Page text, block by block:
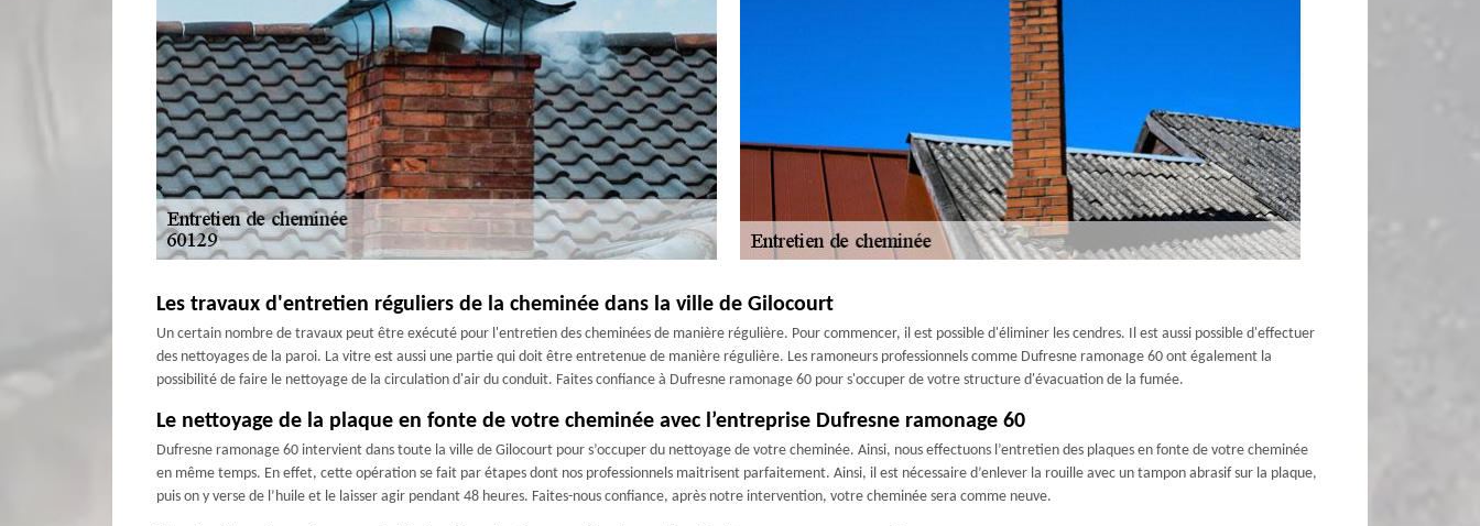
Les travaux d'entretien réguliers de la cheminée dans la ville de Gilocourt
Un certain nombre de travaux peut être exécuté pour l'entretien des cheminées de manière régulière. Pour commencer, il est possible d'éliminer les cendres. Il est aussi possible d'effectuer
des nettoyages de la paroi. La vitre est aussi une partie qui doit être entretenue de manière régulière. Les ramoneurs professionnels comme Dufresne ramonage 60 ont également la
possibilité de faire le nettoyage de la circulation d'air du conduit. Faites confiance à Dufresne ramonage 60 pour s'occuper de votre structure d'évacuation de la fumée.
Le nettoyage de la plaque en fonte de votre cheminée avec l’entreprise Dufresne ramonage 60
Dufresne ramonage 60 intervient dans toute la ville de Gilocourt pour s’occuper du nettoyage de votre cheminée. Ainsi, nous effectuons l’entretien des plaques en fonte de votre cheminée
en même temps. En effet, cette opération se fait par étapes dont nos professionnels maitrisent parfaitement. Ainsi, il est nécessaire d’enlever la rouille avec un tampon abrasif sur la plaque,
puis on y verse de l’huile et le laisser agir pendant 48 heures. Faites-nous confiance, après notre intervention, votre cheminée sera comme neuve.